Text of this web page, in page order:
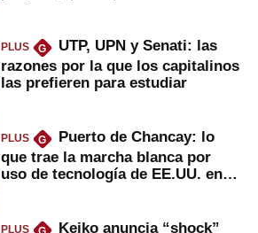
PLUS G
UTP, UPN y Senati: las
razones por la que los capitalinos
las prefieren para estudiar
PLUS G
Puerto de Chancay: lo
que trae la marcha blanca por
uso de tecnología de EE.UU. en
PLUS
Keiko anuncia “shock”